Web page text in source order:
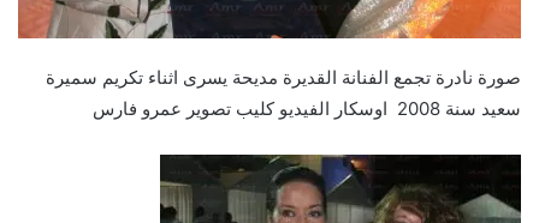
صورة نادرة تجمع الفنانة القديرة مديحة يسرى اثناء تكريم سميرة
سعيد سنة 2008 اوسكار الفيديو كليب تصوير عمرو فارس